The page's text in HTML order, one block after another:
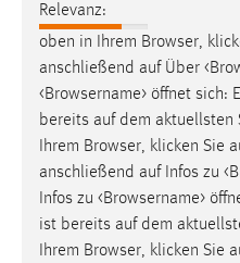
Relevanz:
oben in Ihrem Browser,
anschließend aufÜber
<Browsername> öffnet sich:
bereits aufdem aktuellsten
Ihrem Browser, klicken Sie
anschließend aufInfos zu
Infos zu <Browsername>
ist bereits aufdem
Ihrem Browser, klicken Sie
Zweck:
Dieser Cookie ist
einloggen zu können.
Cookie Laufzeit:
24 Stunden
STATISTIK
Statistik Cookies